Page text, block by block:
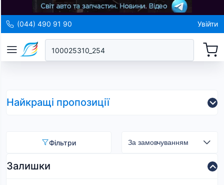
(044) 490 91 90 Увійти
Найкращі пропозиції
Фільтри
Залишки